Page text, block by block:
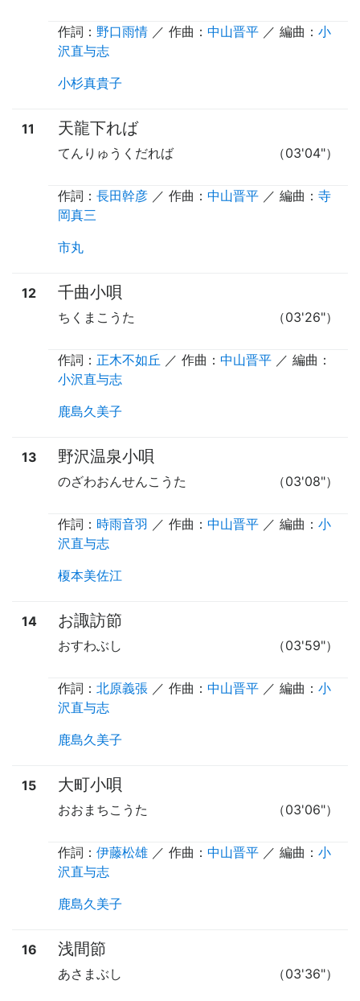
作詞： 野口雨情 ／ 作曲： 中山晋平 ／ 編曲： 小
沢直与志
小杉真貴子
11 天龍下れば
（03'04"）
てんりゅうくだれば
作詞： 長田幹彦 ／ 作曲： 中山晋平 ／ 編曲： 寺
岡真三
市丸
12 千曲小唄
（03'26"）
ちくまこうた
作詞： 正木不如丘 ／ 作曲： 中山晋平 ／ 編曲：
小沢直与志
鹿島久美子
13 野沢温泉小唄
（03'08"）
のざわおんせんこうた
作詞： 時雨音羽 ／ 作曲： 中山晋平 ／ 編曲： 小
沢直与志
榎本美佐江
14 お諏訪節
（03'59"）
おすわぶし
作詞： 北原義張 ／ 作曲： 中山晋平 ／ 編曲： 小
沢直与志
鹿島久美子
15 大町小唄
（03'06"）
おおまちこうた
作詞： 伊藤松雄 ／ 作曲： 中山晋平 ／ 編曲： 小
沢直与志
鹿島久美子
16 浅間節
（03'36"）
あさまぶし